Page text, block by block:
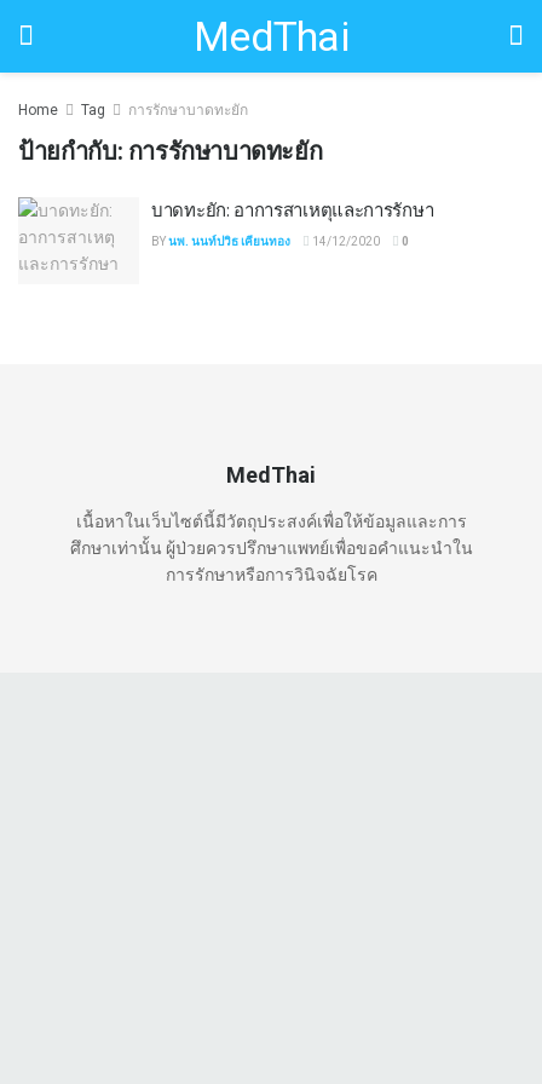
MedThai
Home Tag การรักษาบาดทะยัก
ป้ายกำกับ: การรักษาบาดทะยัก
บาดทะยัก: อาการสาเหตุและการรักษา
BYนพ. นนท์ปวิธ เคียนทอง 14/12/2020 0
MedThai
เนื้อหาในเว็บไซต์นี้มีวัตถุประสงค์เพื่อให้ข้อมูลและการ
ศึกษาเท่านั้น ผู้ป่วยควรปรึกษาแพทย์เพื่อขอคำแนะนำใน
การรักษาหรือการวินิจฉัยโรค